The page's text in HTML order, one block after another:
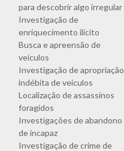
para descobrir algo irregular
Investigação de
enriquecimento ilícito
Busca e apreensão de
veículos
Investigação de apropriação
indébita de veículos
Localização de assassinos
foragidos
Investigações de abandono
de incapaz
Investigação de crime de